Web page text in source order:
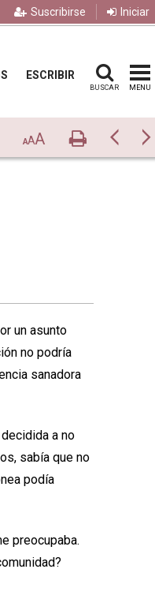
Suscribirse Iniciar
ESCRIBIR
BUSCAR MENU
AAA ImprimirPrevio
un asunto
no podría
sanadora
a no
sabía que no
podía
preocupaba.